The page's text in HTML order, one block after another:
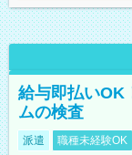
給与即払いOK
ムの検査
派遣 職種未経験OK